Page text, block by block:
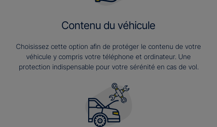
Contenu du véhicule
Choisissez cette option afin de protéger le contenu de votre
véhicule y compris votre téléphone et ordinateur. Une
protection indispensable pour votre sérénité en cas de vol.